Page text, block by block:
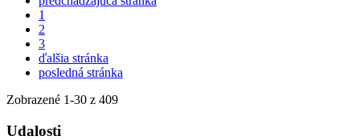
1
2
3
ďalšia stránka
posledná stránka
Zobrazené 1-30 z 409
Udalosti